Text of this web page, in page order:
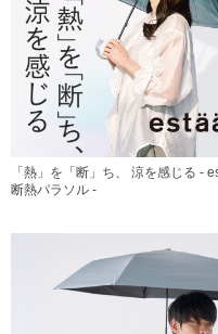
「熱」を「断」ち、 涼を感じる -
断熱パラソル -